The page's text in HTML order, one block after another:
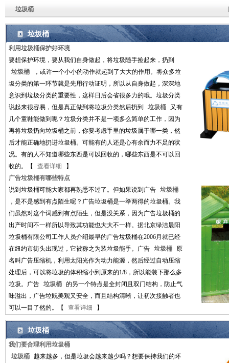
垃圾桶
垃圾桶
利用垃圾桶保护好环境
要想保护环境，要从我们自身做起，将垃圾随手捡起来，扔到
垃圾桶
，或许一个小小的动作就起到了大大的作用。将众多垃
圾分类的第一环节就是先用行动证明，所以从自身做起，深深地
意识到垃圾分类的重要性，这样日后会省很多力的哦。垃圾分类
说起来很容易，但是真正做到将垃圾分类然后扔到
垃圾桶
又有
几个童鞋能做到呢？垃圾分类并不是一项多么简单的工作，因为
再将垃圾扔向垃圾桶之前，你要考虑手里的垃圾属于哪一类，然
后才能正确地扔进垃圾桶。可能有的人还是心有余而力不足的状
况。有的人不知道哪些东西是可以回收的，哪些东西是不可以回
收的。【
查看详细
】
广告垃圾桶有哪些特点
说到垃圾桶可能大家都再熟悉不过了。但如果说到广告 垃圾桶
，是不是感到有点陌生呢？广告垃圾桶是一举两得的垃圾桶。我
们虽然对这个词感到有点陌生，但是没关系，因为广告垃圾桶的
出产时间不一样所以导致其功能也大大不一样。据北京绿洁晨阳
垃圾桶有限公司工作人员介绍最早的广告垃圾桶在2006月就已经
在纽约市街头出现过，它被称之为装垃圾能手。广告 垃圾桶
原
名叫广告压缩机，利用太阳光作为动力能源，然后经过自动压缩
处理后，可以将垃圾的体积缩小到原来的1/8，所以能装下那么多
垃圾。广告 垃圾桶 的另一个特点是全封闭且双门结构，防止气
味溢出，广告垃既美观又安全，而且结构清晰，让初次接触者也
可以一目了然的。【
查看详细 】
垃圾桶
我们要合理利用垃圾桶
垃圾桶
越来越多，但是垃圾会越来越少吗？想要保持我们的环